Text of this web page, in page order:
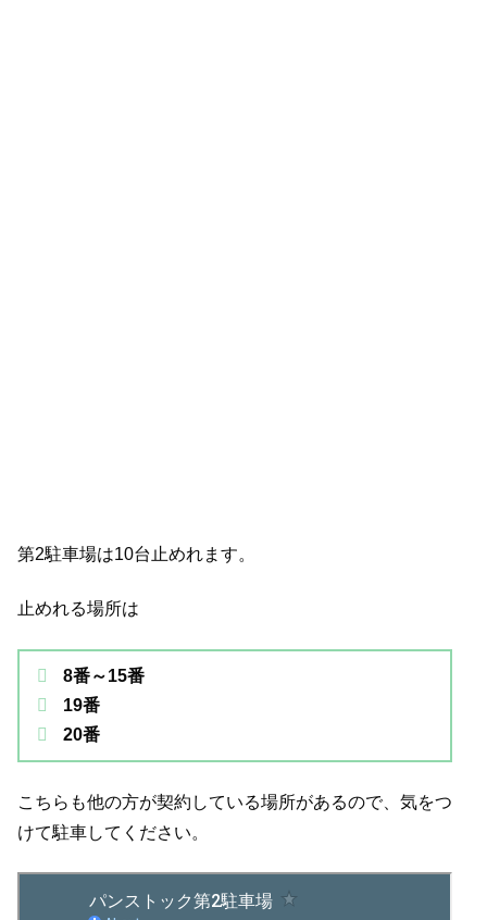
第2駐車場は10台止めれます。
止めれる場所は
8番～15番
19番
20番
こちらも他の方が契約している場所があるので、気をつ
けて駐車してください。